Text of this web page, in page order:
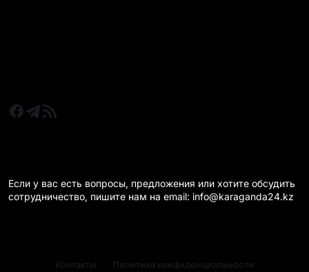
Если у вас есть вопросы, предложения или хотите обсудить
сотрудничество, пишите нам на email: info@karaganda24.kz
Контакты Политика конфиденциальности